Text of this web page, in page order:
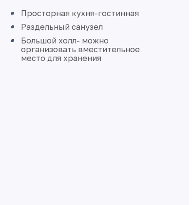
Просторная кухня-гостинная
Раздельный санузел
Большой холл- можно
организовать вместительное
место для хранения